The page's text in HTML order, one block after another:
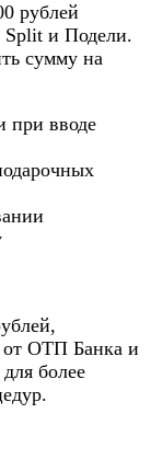
рублей
Split и Подели.
сумму на
при вводе
от ОТП Банка и
более